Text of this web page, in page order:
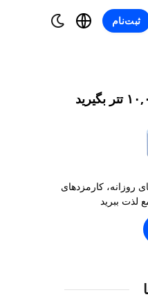
ثبت‌نام
روزانه، کارمزدهای
لذت ببرید